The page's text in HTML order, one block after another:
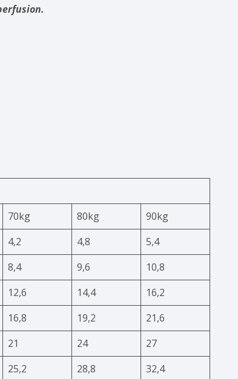
70kg 80kg
90kg
4,2 4,8
5,4
8,4 9,6
10,8
12,6 14,4
16,2
16,8 19,2
21,6
21 24
27
25,2 28,8
32,4